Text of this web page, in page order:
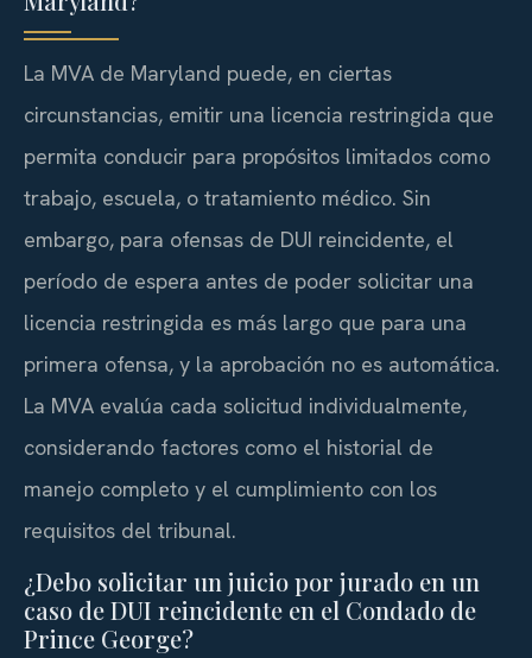
La MVA de Maryland puede, en ciertas
circunstancias, emitir una licencia restringida que
permita conducir para propósitos limitados como
trabajo, escuela, o tratamiento médico. Sin
embargo, para ofensas de DUI reincidente, el
período de espera antes de poder solicitar una
licencia restringida es más largo que para una
primera ofensa, y la aprobación no es automática.
La MVA evalúa cada solicitud individualmente,
considerando factores como el historial de
manejo completo y el cumplimiento con los
requisitos del tribunal.
¿Debo solicitar un juicio por jurado en un
caso de DUI reincidente en el Condado de
Prince George?